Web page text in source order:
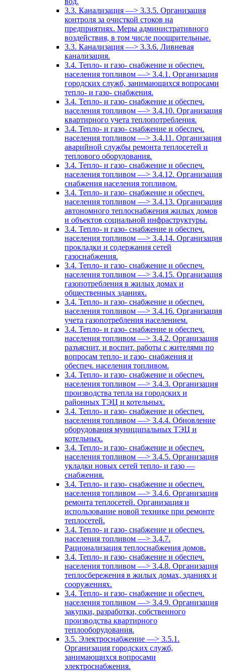
3.3. Канализация —> 3.3.5. Организация
контроля за очисткой стоков на
предприятиях. Меры административного
воздействия, в том числе поощрительные.
3.3. Канализация —> 3.3.6. Ливневая
канализация.
3.4. Тепло- и газо- снабжение и обеспеч.
населения топливом —> 3.4.1. Организация
городских служб, занимающихся вопросами
тепло- и газо- снабжения.
3.4. Тепло- и газо- снабжение и обеспеч.
населения топливом —> 3.4.10. Организация
квартирного учета теплопотребления.
3.4. Тепло- и газо- снабжение и обеспеч.
населения топливом —> 3.4.11. Организация
аварийной службы ремонта теплосетей и
теплового оборудования.
3.4. Тепло- и газо- снабжение и обеспеч.
населения топливом —> 3.4.12. Организация
снабжения населения топливом.
3.4. Тепло- и газо- снабжение и обеспеч.
населения топливом —> 3.4.13. Организация
автономного теплоснабжения жилых домов
и объектов социальной инфраструктуры.
3.4. Тепло- и газо- снабжение и обеспеч.
населения топливом —> 3.4.14. Организация
прокладки и содержания сетей
газоснабжения.
3.4. Тепло- и газо- снабжение и обеспеч.
населения топливом —> 3.4.15. Организация
газопотребления в жилых домах и
общественных зданиях.
3.4. Тепло- и газо- снабжение и обеспеч.
населения топливом —> 3.4.16. Организация
учета газопотребления населением.
3.4. Тепло- и газо- снабжение и обеспеч.
населения топливом —> 3.4.2. Организация
разъяснит. и воспит. работы с жителями по
вопросам тепло- и газо- снабжения и
обеспеч. населения топливом.
3.4. Тепло- и газо- снабжение и обеспеч.
населения топливом —> 3.4.3. Организация
производства тепла на городских и
районных ТЭЦ и котельных.
3.4. Тепло- и газо- снабжение и обеспеч.
населения топливом —> 3.4.4. Обновление
оборудования муниципальных ТЭЦ и
котельных.
3.4. Тепло- и газо- снабжение и обеспеч.
населения топливом —> 3.4.5. Организация
укладки новых сетей тепло- и газо —
снабжения.
3.4. Тепло- и газо- снабжение и обеспеч.
населения топливом —> 3.4.6. Организация
ремонта теплосетей. Организация и
использование новой технике при ремонте
теплосетей.
3.4. Тепло- и газо- снабжение и обеспеч.
населения топливом —> 3.4.7.
Рационализация теплоснабжения домов.
3.4. Тепло- и газо- снабжение и обеспеч.
населения топливом —> 3.4.8. Организация
теплосбережения в жилых домах, зданиях и
сооружениях.
3.4. Тепло- и газо- снабжение и обеспеч.
населения топливом —> 3.4.9. Организация
закупки, разработки, собственного
производства квартирного
теплооборудования.
3.5. Электроснабжение —> 3.5.1.
Организация городских служб,
занимающихся вопросами
электроснабжения.